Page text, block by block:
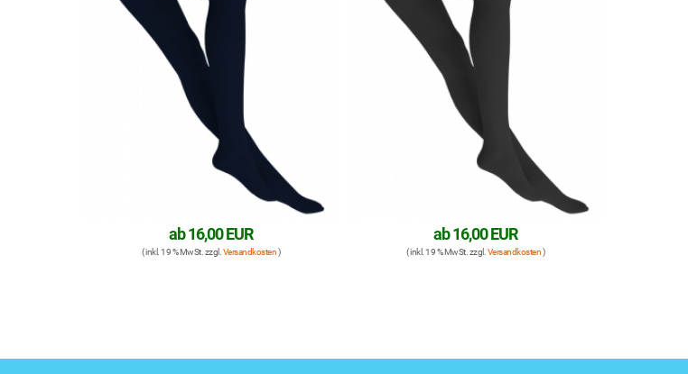
ab16,00 EUR
( inkl. 19 % MwSt. zzgl. Versandkosten)
ab16,00 EUR
( inkl. 19 % MwSt. zzgl. Versandkosten)